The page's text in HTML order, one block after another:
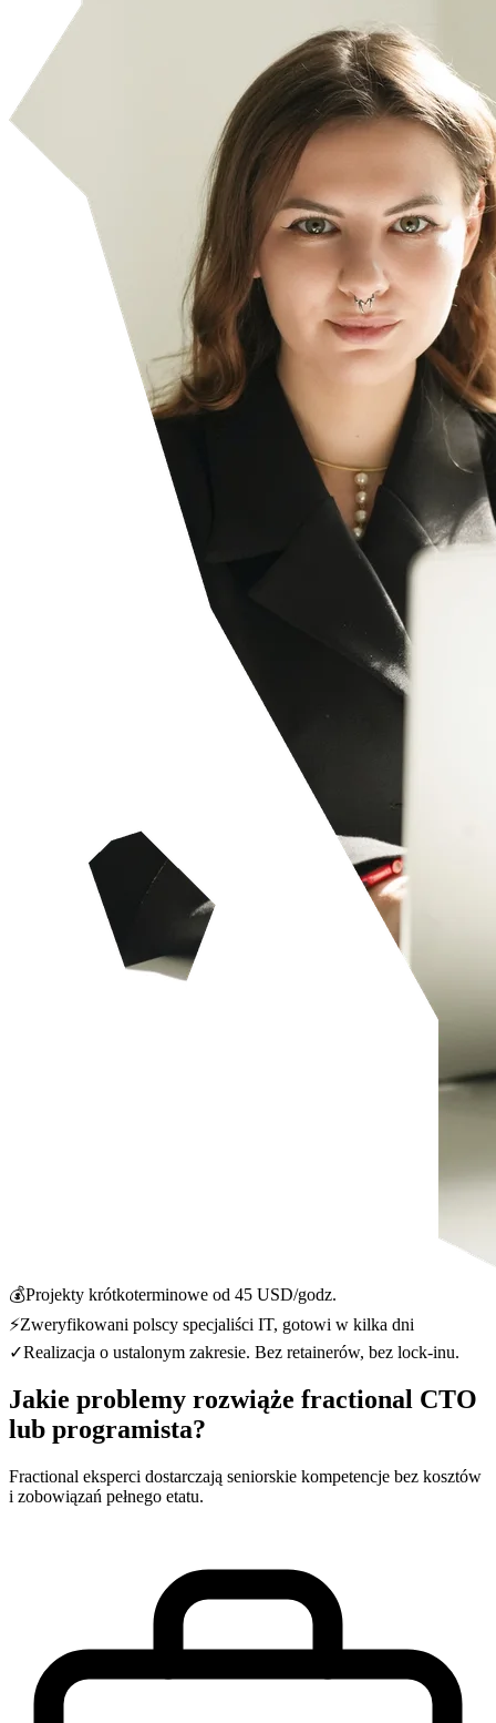
💰Projekty krótkoterminowe od 45 USD/godz.
⚡Zweryfikowani polscy specjaliści IT, gotowi w kilka dni
✓Realizacja o ustalonym zakresie. Bez retainerów, bez lock-inu.
Jakie problemy rozwiąże fractional CTO
lub programista?
Fractional eksperci dostarczają seniorskie kompetencje bez kosztów
i zobowiązań pełnego etatu.